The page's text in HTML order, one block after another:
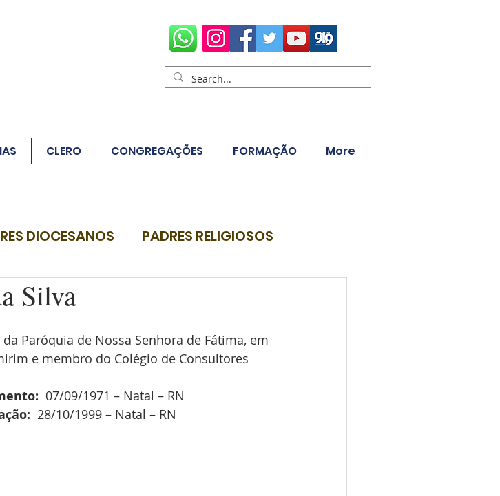
CLERO CONGREGAÇÕES FORMAÇÃO More
DIOCESANOS PADRES RELIGIOSOS
Silva
da Paróquia de Nossa Senhora de Fátima, em
e membro do Colégio de Consultores
07/09/1971 – Natal – RN
28/10/1999 – Natal – RN